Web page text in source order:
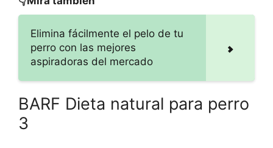
Elimina fácilmente el pelo de tu
perro con las mejores
aspiradoras del mercado
BARF Dieta natural para perro
3